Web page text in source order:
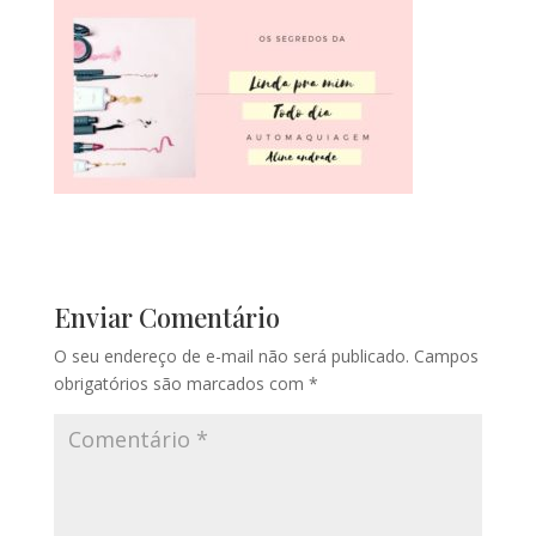
Enviar Comentário
O seu endereço de e-mail não será publicado. Campos
obrigatórios são marcados com *